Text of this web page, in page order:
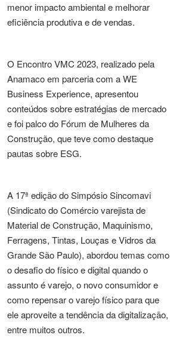
menor impacto ambiental e melhorar
eficiência produtiva e de vendas.
O Encontro VMC 2023, realizado pela
Anamaco em parceria com a WE
Business Experience, apresentou
conteúdos sobre estratégias de mercado
e foi palco do Fórum de Mulheres da
Construção, que teve como destaque
pautas sobre ESG.
A 17ª edição do Simpósio Sincomavi
(Sindicato do Comércio varejista de
Material de Construção, Maquinismo,
Ferragens, Tintas, Louças e Vidros da
Grande São Paulo), abordou temas como
o desafio do físico e digital quando o
assunto é varejo, o novo consumidor e
como repensar o varejo físico para que
ele aproveite a tendência da digitalização,
entre muitos outros.